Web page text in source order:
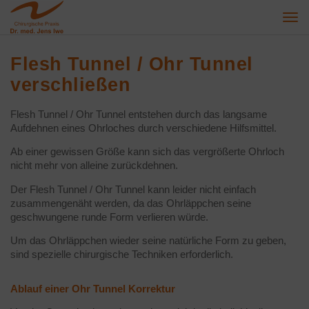
Flesh Tunnel / Ohr Tunnel
verschließen
Flesh Tunnel / Ohr Tunnel entstehen durch das langsame
Aufdehnen eines Ohrloches durch verschiedene Hilfsmittel.
Ab einer gewissen Größe kann sich das vergrößerte Ohrloch
nicht mehr von alleine zurückdehnen.
Der Flesh Tunnel / Ohr Tunnel kann leider nicht einfach
zusammengenäht werden, da das Ohrläppchen seine
geschwungene runde Form verlieren würde.
Um das Ohrläppchen wieder seine natürliche Form zu geben,
sind spezielle chirurgische Techniken erforderlich.
Ablauf einer Ohr Tunnel Korrektur